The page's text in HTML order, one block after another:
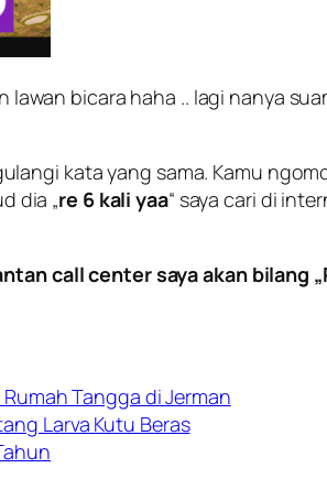
bicara haha .. lagi nanya
kata yang sama. Kamu
dia „re 6 kali yaa“ saya cari di
call center saya akan bilang
Tangga di Jerman
Larva Kutu Beras